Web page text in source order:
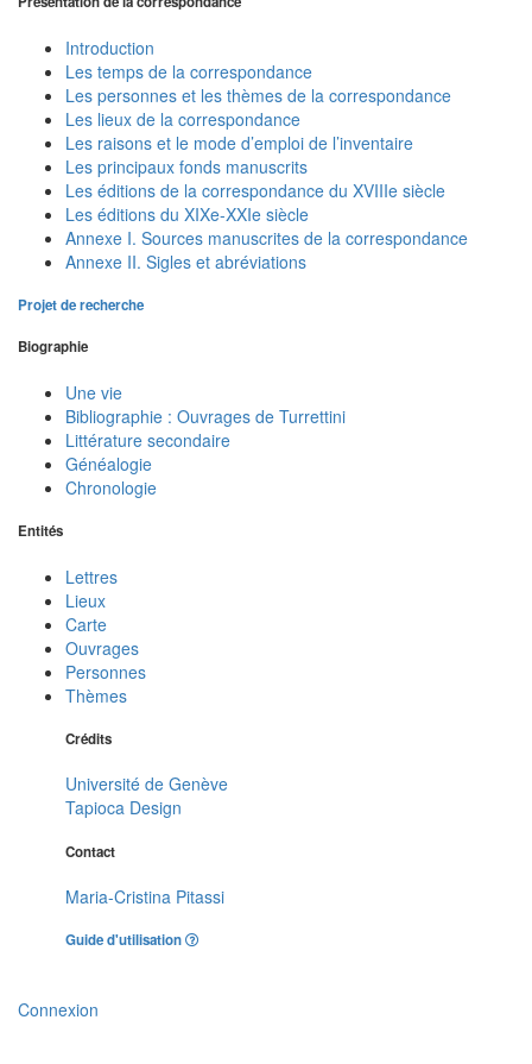
Introduction
Les temps de la correspondance
Les personnes et les thèmes de la correspondance
Les lieux de la correspondance
Les raisons et le mode d’emploi de l’inventaire
Les principaux fonds manuscrits
Les éditions de la correspondance du XVIIIe siècle
Les éditions du XIXe-XXIe siècle
Annexe I. Sources manuscrites de la correspondance
Annexe II. Sigles et abréviations
Projet de recherche
Biographie
Une vie
Bibliographie : Ouvrages de Turrettini
Littérature secondaire
Généalogie
Chronologie
Entités
Lettres
Lieux
Carte
Ouvrages
Personnes
Thèmes
Crédits
Université de Genève
Tapioca Design
Contact
Maria-Cristina Pitassi
Guide d'utilisation
Connexion